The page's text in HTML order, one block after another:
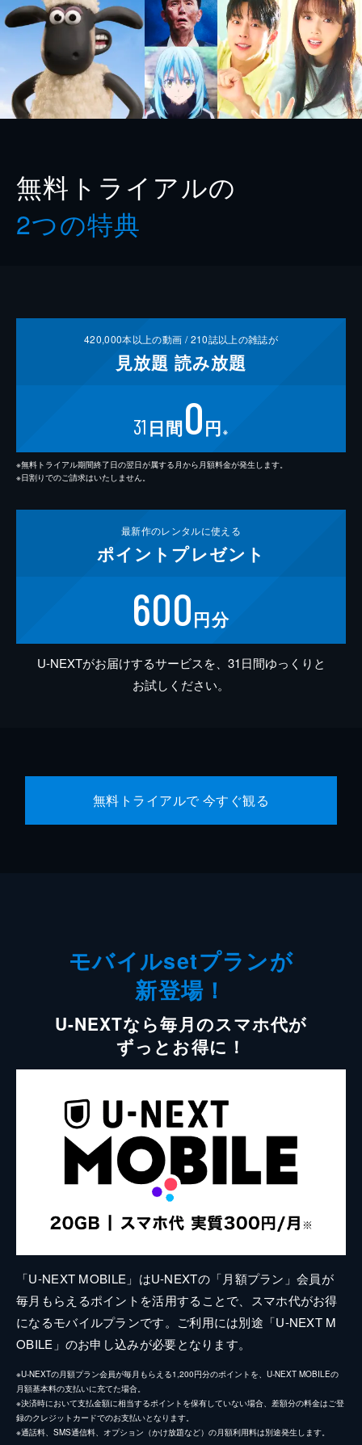
無料トライアルの
2つの特典
420,000本以上の動画 /210誌以上の雑誌が
見放題 読み放題
31 日間0円 ※
※無料トライアル期間終了日の翌日が属する月から月額料金が発生します。
※日割りでのご請求はいたしません。
最新作のレンタルに使える
ポイント プレゼント
600円分
U-NEXTがお届けするサービスを、31日間ゆっくりと
お試しください。
無料トライアルで 今すぐ観る
モバイルsetプランが
新登場！
U-NEXTなら毎月のスマホ代が
ずっとお得に！
「U-NEXT MOBILE」はU-NEXTの「月額プラン」会員が
毎月もらえるポイントを活用することで、スマホ代がお得
になるモバイルプランです。ご利用には別途「U-NEXT M
OBILE」のお申し込みが必要となります。
※U-NEXTの月額プラン会員が毎月もらえる1,200円分のポイントを、U-NEXT MOBILEの
月額基本料の支払いに充てた場合。
※決済時において支払金額に相当するポイントを保有していない場合、差額分の料金はご登
録のクレジットカードでのお支払いとなります。
※通話料、SMS通信料、オプション（かけ放題など）の月額利用料は別途発生します。